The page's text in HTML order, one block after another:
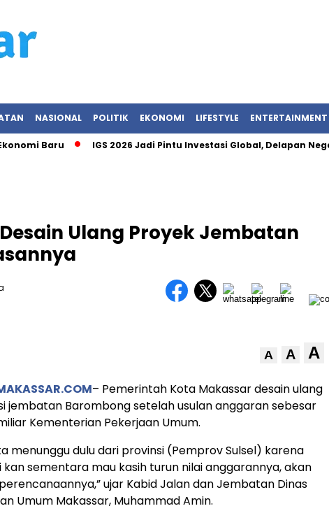
NASIONAL POLITIK EKONOMI LIFESTYLE ENTERTAINMENT
Baru IGS 2026 Jadi Pintu Investasi Global, Delapan
Ulang Proyek Jembatan
A A A
– Pemerintah Kota Makassar desain ulang
jembatan Barombong setelah usulan anggaran sebesar
Kementerian Pekerjaan Umum.
menunggu dulu dari provinsi (Pemprov Sulsel) karena
kan sementara mau kasih turun nilai anggarannya, akan
ujar Kabid Jalan dan Jembatan Dinas
Umum Makassar, Muhammad Amin.